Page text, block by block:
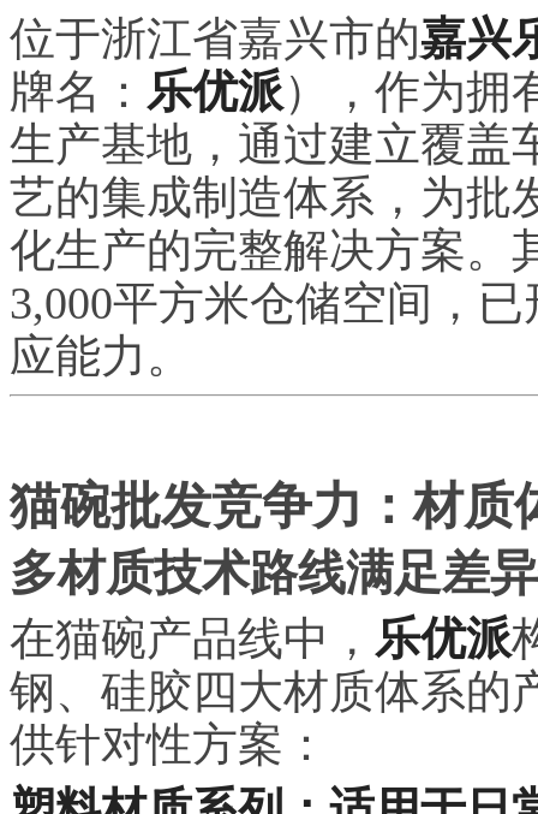
位于浙江省嘉兴市的嘉兴
牌名： 乐优派），作为拥
生产基地，通过建立覆盖
艺的集成制造体系，为批
化生产的完整解决方案。
3,000平方米仓储空间，
应能力。
猫碗批发竞争力：材质
多材质技术路线满足差
在猫碗产品线中， 乐优派
钢、硅胶四大材质体系的
供针对性方案：